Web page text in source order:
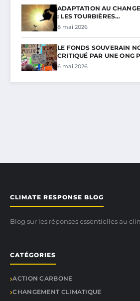
ADAPTATION AU
: LES TOURBIÈRES…
8 mai 2026
LE FONDS SOUVERAIN
CRITIQUÉ PAR UNE ONG
6 mai 2026
CLIMATE RESPONSE BLOG
Blog sur les réponses essentielles au
CATÉGORIES
ACTION CARBONE
CHANGEMENT CLIMATIQUE